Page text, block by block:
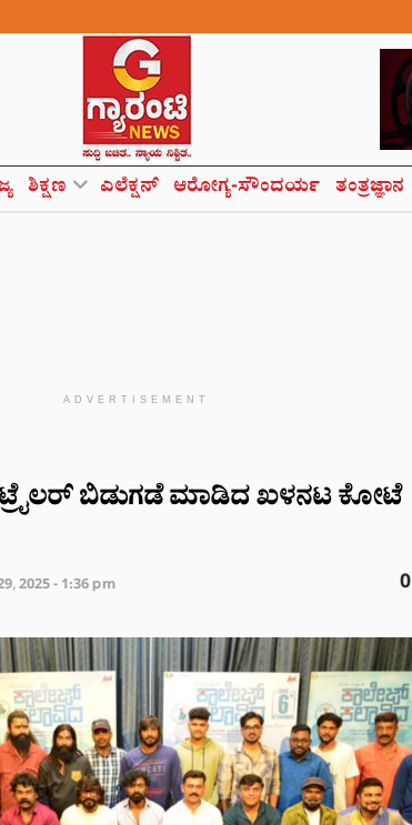
ಶಿಕ್ಷಣ ಎಲೆಕ್ಷನ್ ಆರೋಗ್ಯ-ಸೌಂದರ್ಯ ತಂತ್ರಜ್ಞಾನ
ADVERTISEMENT
ಬಿಡುಗಡೆ ಮಾಡಿದ ಖಳನಟ ಕೋಟೆ
2025 - 1:36 pm 0